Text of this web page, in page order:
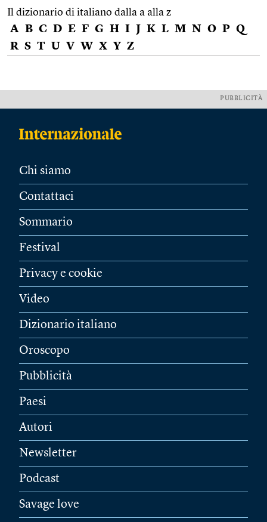
Il dizionario di italiano dalla a alla z
A B C D E F G H I J K L M N O P Q
R S T U V W X Y Z
PUBBLICITÀ
Chi siamo
Contattaci
Sommario
Festival
Privacy e cookie
Video
Dizionario italiano
Oroscopo
Pubblicità
Paesi
Autori
Newsletter
Podcast
Savage love